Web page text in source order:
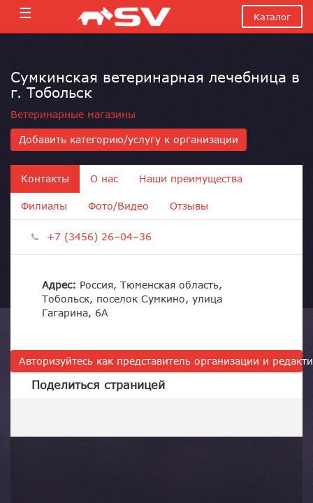
☰ Каталог
Сумкинская ветеринарная лечебница в
г. Тобольск
Ветеринарные магазины
Добавить категорию/услугу к организации
Контакты О нас Наши преимущества
Филиалы Фото/Видео Отзывы
+7 (3456) 26–04–36
Адрес: Россия, Тюменская область,
Тобольск, поселок Сумкино, улица
Гагарина, 6А
Авторизуйтесь как представитель организации и
Поделиться страницей